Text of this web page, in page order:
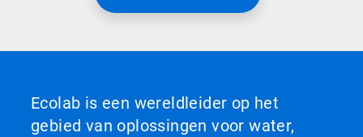
Ecolab is een wereldleider op het
gebied van oplossingen voor water,